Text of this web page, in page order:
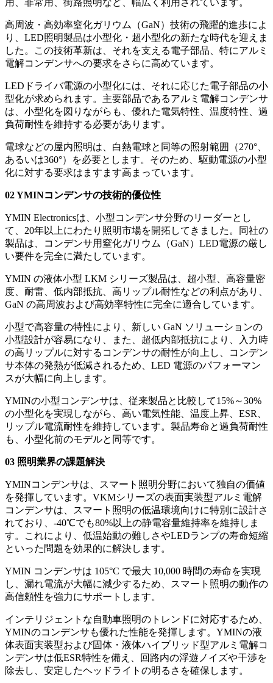
高周波・高効率窒化ガリウム（GaN）技術の飛躍的進歩によ
り、LED照明製品は小型化・超小型化の新たな時代を迎えま
した。この技術革新は、それを支える電子部品、特にアルミ
電解コンデンサへの要求をさらに高めています。
LEDドライバ電源の小型化には、それに応じた電子部品の小
型化が求められます。主要部品であるアルミ電解コンデンサ
は、小型化を図りながらも、優れた電気特性、温度特性、過
負荷耐性を維持する必要があります。
電球などの屋内照明は、白熱電球と同等の照射範囲（270°、
あるいは360°）を必要とします。そのため、駆動電源の小型
化に対する要求はますます高まっています。
02 YMINコンデンサの技術的優位性
YMIN Electronicsは、小型コンデンサ分野のリーダーとし
て、20年以上にわたり照明市場を開拓してきました。同社の
製品は、コンデンサ用窒化ガリウム（GaN）LED電源の厳し
い要件を完全に満たしています。
YMIN の液体小型 LKM シリーズ製品は、超小型、高容量密
度、耐雷、低内部抵抗、高リップル耐性などの利点があり、
GaN の高周波および高効率特性に完全に適合しています。
小型で高容量の特性により、新しい GaN ソリューションの
小型設計が容易になり、また、超低内部抵抗により、入力時
の高リップルに対するコンデンサの耐性が向上し、コンデン
サ本体の発熱が低減されるため、LED 電源のパフォーマン
スが大幅に向上します。
YMINの小型コンデンサは、従来製品と比較して15%～30%
の小型化を実現しながら、高い電気性能、温度上昇、ESR、
リップル電流耐性を維持しています。製品寿命と過負荷耐性
も、小型化前のモデルと同等です。
03 照明業界の課題解決
YMINコンデンサは、スマート照明分野において独自の価値
を発揮しています。VKMシリーズの表面実装型アルミ電解
コンデンサは、スマート照明の低温環境向けに特別に設計さ
れており、-40℃でも80%以上の静電容量維持率を維持しま
す。これにより、低温始動の難しさやLEDランプの寿命短縮
といった問題を効果的に解決します。
YMIN コンデンサは 105°C で最大 10,000 時間の寿命を実現
し、漏れ電流が大幅に減少するため、スマート照明の動作の
高信頼性を強力にサポートします。
インテリジェントな自動車照明のトレンドに対応するため、
YMINのコンデンサも優れた性能を発揮します。YMINの液
体表面実装型および固体・液体ハイブリッド型アルミ電解コ
ンデンサは低ESR特性を備え、回路内の浮遊ノイズや干渉を
除去し、安定したヘッドライトの明るさを確保します。